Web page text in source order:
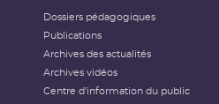
Dossiers pédagogiques
Publications
Archives des actualités
Archives vidéos
Centre d'information du public